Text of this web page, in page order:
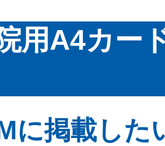
用A4カー
に掲載した